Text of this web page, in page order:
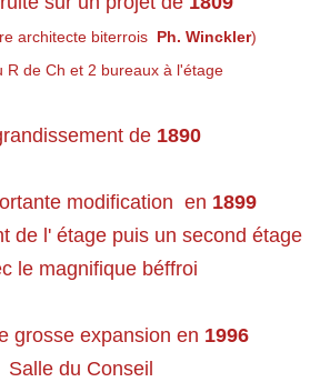
architecte biterrois Ph. Winckler)
R de Ch et 2 bureaux à l'étage
de 1890
modification en 1899
de l' étage puis un second étage
le magnifique béffroi
grosse expansion en 1996
Salle du Conseil